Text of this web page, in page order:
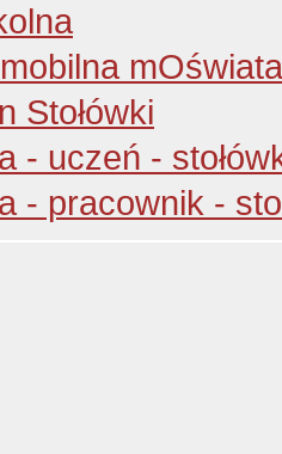
Stołówki
- uczeń -
- pracownik -